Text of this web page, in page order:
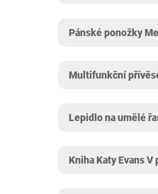
Pánské ponožky
Multifunkční
Lepidlo na umělé
Kniha Katy Evans V